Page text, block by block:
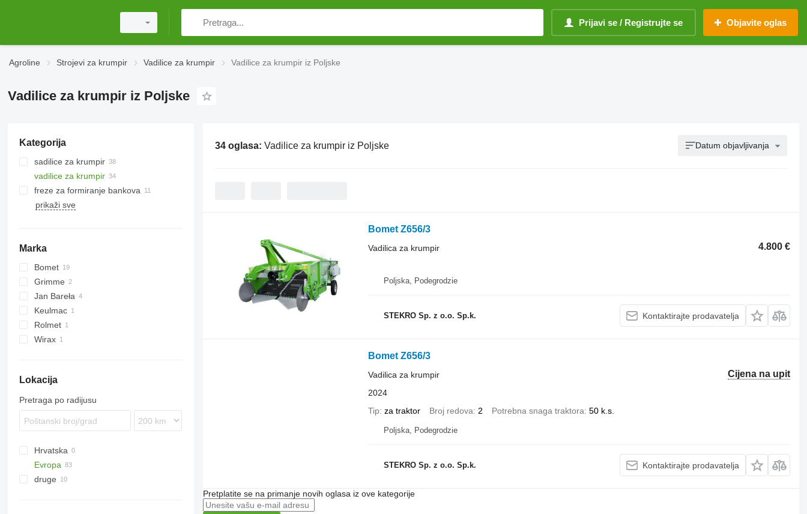
Prijavi se / Registrujte se Objavite oglas
Agroline Strojevi za krumpir Vadilice za krumpir Vadilice za krumpir iz Poljske
Vadilice za krumpir iz Poljske
Kategorija
sadilice za krumpir
vadilice za krumpir
freze za formiranje bankova
prikaži sve
Marka
Bomet
U-series
Z-series
Grimme
Jan Bareła
Keulmac
Rolmet
Wirax
Lokacija
Pretraga po radijusu
Hrvatska
Evropa
Poljska
druge
34 oglasa: Vadilice za krumpir iz Poljske Datum objavljivanja
Bomet Z656/3
4.800 €
Vadilica za krumpir
Poljska, Podegrodzie
STEKRO Sp. z o.o. Sp.k. Kontaktirajte prodavatelja
Bomet Z656/3
Cijena na upit
Vadilica za krumpir
2024
Tip za traktor Broj redova 2 Potrebna snaga traktora 50 k.s.
Poljska, Podegrodzie
STEKRO Sp. z o.o. Sp.k. Kontaktirajte prodavatelja
Pretplatite se na primanje novih oglasa iz ove kategorije